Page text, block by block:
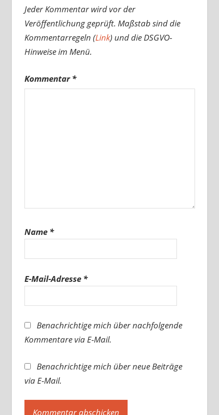
Jeder Kommentar wird vor der
Veröffentlichung geprüft. Maßstab sind die
Kommentarregeln (Link) und die DSGVO-
Hinweise im Menü.
Kommentar*
Name *
E-Mail-Adresse *
Benachrichtige mich über nachfolgende
Kommentare via E-Mail.
Benachrichtige mich über neue Beiträge
via E-Mail.